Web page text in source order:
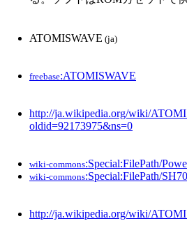
ATOMISWAVE (ja)
freebase:ATOMISWAVE
http://ja.wikipedia.org/wiki/
oldid=92173975&ns=0
wiki-commons:Special:FilePath/
wiki-commons:Special:FilePath/
http://ja.wikipedia.org/wiki/